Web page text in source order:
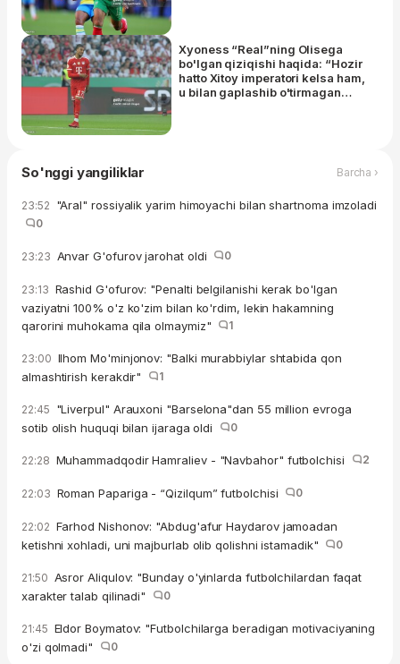
Xyoness “Real”ning Olisega
bo'lgan qiziqishi haqida: “Hozir
hatto Xitoy imperatori kelsa ham,
u bilan gaplashib o'tirmagan
So'nggi yangiliklar Barcha ›
23:52 "Aral" rossiyalik yarim himoyachi bilan shartnoma imzoladi
0
23:23 Anvar G'ofurov jarohat oldi 0
23:13 Rashid G'ofurov: "Penalti belgilanishi kerak bo'lgan
vaziyatni 100% o'z ko'zim bilan ko'rdim, lekin hakamning
qarorini muhokama qila olmaymiz"
1
23:00 Ilhom Mo'minjonov: "Balki murabbiylar shtabida qon
almashtirish kerakdir"
1
22:45 "Liverpul" Arauxoni "Barselona"dan 55 million evroga
sotib olish huquqi bilan ijaraga oldi
0
22:28 Muhammadqodir Hamraliev - "Navbahor" futbolchisi 2
22:03 Roman Papariga - “Qizilqum” futbolchisi 0
22:02 Farhod Nishonov: "Abdug'afur Haydarov jamoadan
ketishni xohladi, uni majburlab olib qolishni istamadik"
0
21:50 Asror Aliqulov: "Bunday o'yinlarda futbolchilardan faqat
xarakter talab qilinadi"
0
21:45 Eldor Boymatov: "Futbolchilarga beradigan motivaciyaning
o'zi qolmadi"
0